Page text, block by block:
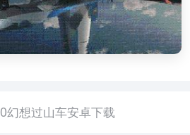
0幻想过山车安卓下载